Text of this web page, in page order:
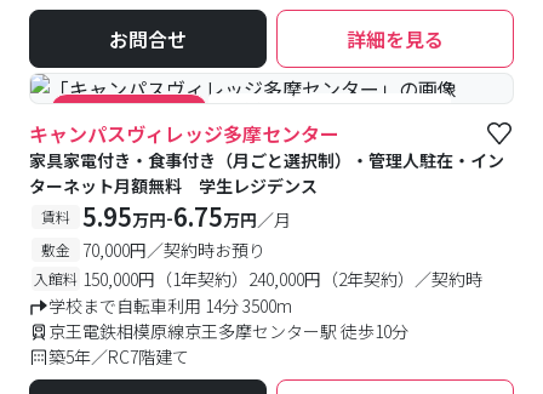
お問合せ 詳細を見る
#キャンペーン実施中 #食事付き #女性専用フロアあり
キャンパスヴィレッジ多摩センター
家具家電付き・食事付き（月ごと選択制）・管理人駐在・イン
ターネット月額無料 学生レジデンス
賃料 5.95万円-6.75万円／月
敷金 70,000円／契約時お預り
入館料 150,000円（1年契約）240,000円（2年契約）／契約時
学校まで自転車利用 14分 3500m
京王電鉄相模原線京王多摩センター駅 徒歩10分
築5年／RC7階建て